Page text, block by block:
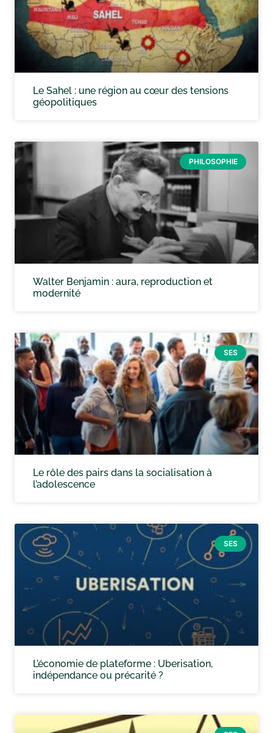
Le Sahel : une région au cœur des tensions
géopolitiques
PHILOSOPHIE
Walter Benjamin : aura, reproduction et
modernité
SES
Le rôle des pairs dans la socialisation à
l’adolescence
SES
L’économie de plateforme : Uberisation,
indépendance ou précarité ?